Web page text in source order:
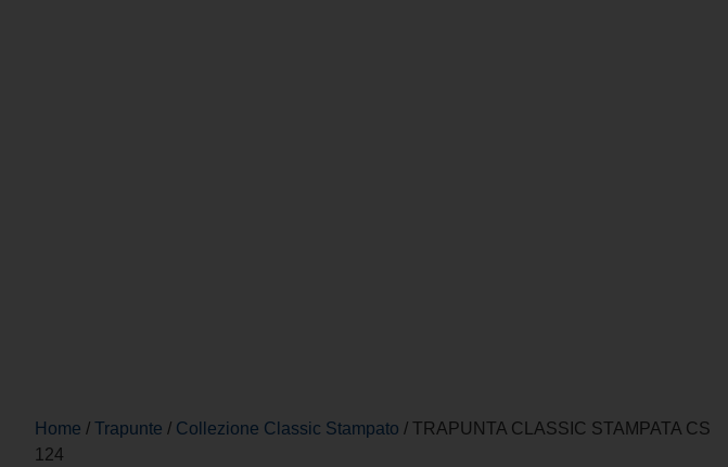
Home / Trapunte / Collezione Classic Stampato / TRAPUNTA CLASSIC STAMPATA CS
124